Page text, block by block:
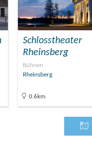
Schlosstheater
Rheinsberg
Bühnen
Rheinsberg
0.6km